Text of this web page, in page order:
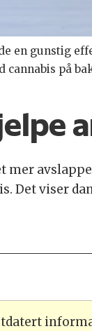
en gunstig
på
mer
Det viser